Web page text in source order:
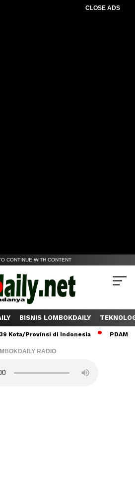
CLOSE ADS
CONTINUE WITH CONTENT
BISNIS LOMBOKDAILY
Provinsi di Indonesia PDAM
RADIO